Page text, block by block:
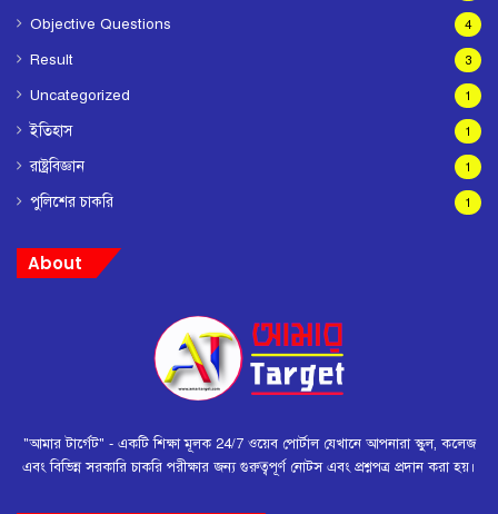
Objective Questions 4
Result 3
Uncategorized 1
ইতিহাস 1
রাষ্ট্রবিজ্ঞান 1
পুলিশের চাকরি 1
About
"আমার টার্গেট" - একটি শিক্ষা মূলক 24/7 ওয়েব পোর্টাল যেখানে আপনারা স্কুল, কলেজ
এবং বিভিন্ন সরকারি চাকরি পরীক্ষার জন্য গুরুত্বপূর্ণ নোটস এবং প্রশ্নপত্র প্রদান করা হয়।